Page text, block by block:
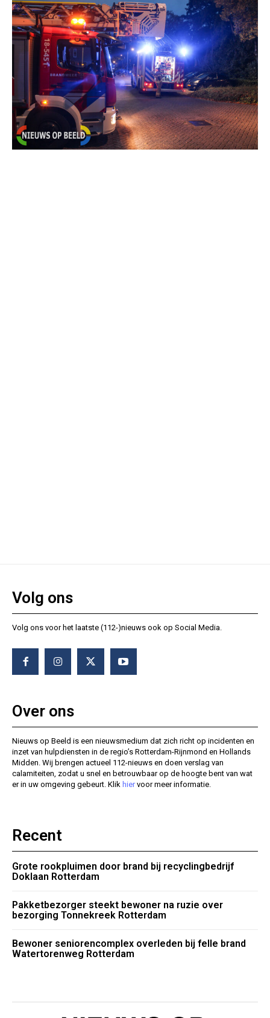
Volg ons
Volg ons voor het laatste (112-)nieuws ook op Social Media.
Over ons
Nieuws op Beeld is een nieuwsmedium dat zich richt op incidenten en
inzet van hulpdiensten in de regio’s Rotterdam-Rijnmond en Hollands
Midden. Wij brengen actueel 112-nieuws en doen verslag van
calamiteiten, zodat u snel en betrouwbaar op de hoogte bent van wat
er in uw omgeving gebeurt. Klik hiervoor meer informatie.
Recent
Grote rookpluimen door brand bij recyclingbedrijf
Doklaan Rotterdam
Pakketbezorger steekt bewoner na ruzie over
bezorging Tonnekreek Rotterdam
Bewoner seniorencomplex overleden bij felle brand
Watertorenweg Rotterdam